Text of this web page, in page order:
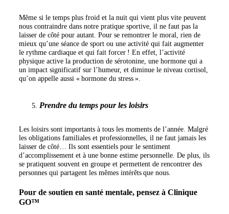
Même si le temps plus froid et la nuit qui vient plus vite peuvent
nous contraindre dans notre pratique sportive, il ne faut pas la
laisser de côté pour autant. Pour se remontrer le moral, rien de
mieux qu’une séance de sport ou une activité qui fait augmenter
le rythme cardiaque et qui fait forcer ! En effet, l’activité
physique active la production de sérotonine, une hormone qui a
un impact significatif sur l’humeur, et diminue le niveau cortisol,
qu’on appelle aussi « hormone du stress ».
Prendre du temps pour les loisirs
Les loisirs sont importants à tous les moments de l’année. Malgré
les obligations familiales et professionnelles, il ne faut jamais les
laisser de côté… Ils sont essentiels pour le sentiment
d’accomplissement et à une bonne estime personnelle. De plus, ils
se pratiquent souvent en groupe et permettent de rencontrer des
personnes qui partagent les mêmes intérêts que nous.
Pour de soutien en santé mentale, pensez à Clinique
GO™